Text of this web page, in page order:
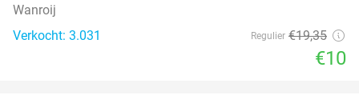
Wanroij
Verkocht: 3.031
Regulier €19,35
€10